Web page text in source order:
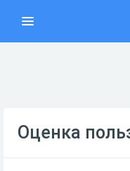
Оценка